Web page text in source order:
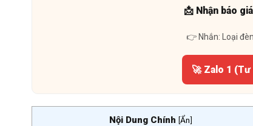
📩 Nhận báo
👉 Nhắn: Loại
🚀 Zalo 1
Nội Dung Chính [Ẩn]